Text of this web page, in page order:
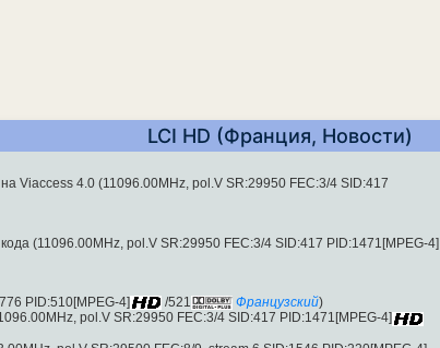
LCI HD (Франция, Новости)
Viaccess 4.0 (11096.00MHz, pol.V SR:29950 FEC:3/4 SID:417
(11096.00MHz, pol.V SR:29950 FEC:3/4 SID:417 PID:1471[MPEG-4]
PID:510[MPEG-4] /521 Французский)
pol.V SR:29950 FEC:3/4 SID:417 PID:1471[MPEG-4]